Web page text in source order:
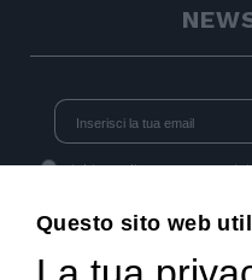
Dichiaro di aver preso
Questo sito web